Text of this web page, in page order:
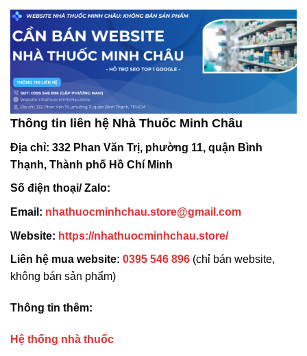
Thông tin liên hệ Nhà Thuốc Minh Châu
Địa chỉ: 332 Phan Văn Trị, phường 11, quận Bình
Thạnh, Thành phố Hồ Chí Minh
Số điện thoại/ Zalo:
Email: nhathuocminhchau.store@gmail.com
Website: https://nhathuocminhchau.store/
Liên hệ mua website: 0395 546 896 (chỉ bán website,
không bán sản phẩm)
Thông tin thêm:
Hệ thống nhà thuốc